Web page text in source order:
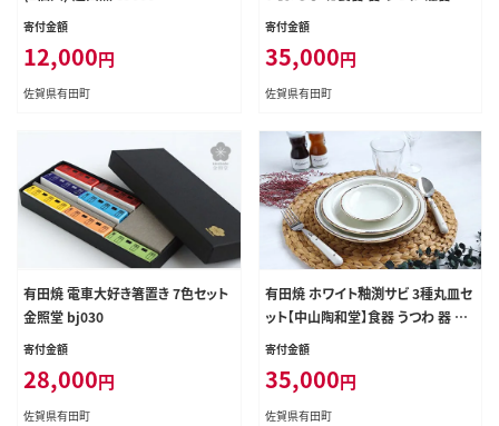
寄付金額
12,000円
佐賀県有田町
磁器 皿 プレート ワンプレート 小皿
コーディネート 桔梗渕 白マット ホ
ワイト 金 ゴールド ギフト 35000円
寄付金額
35,000円
佐賀県有田町
有田焼 電車大好き箸置き 7色セット
金照堂 bj030
寄付金額
28,000円
佐賀県有田町
有田焼 ホワイト釉渕サビ 3種丸皿セ
ット【中山陶和堂】食器 うつわ 器 磁
器 陶磁器 皿 丸皿 3枚 セット シンプ
物 ギフトbv005
寄付金額
35,000円
佐賀県有田町